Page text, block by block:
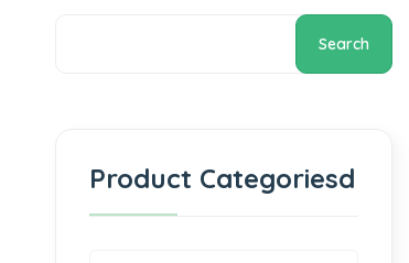
Search
Product Categoriesd